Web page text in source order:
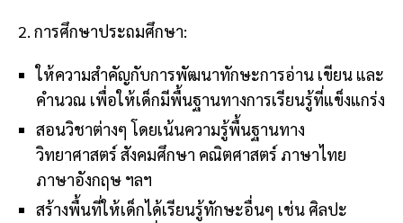
2. การศึกษาประถมศึกษา:
ให้ความสำคัญกับการพัฒนาทักษะการอ่าน เขียน และ
คำนวณ เพื่อให้เด็กมีพื้นฐานทางการเรียนรู้ที่แข็งแกร่ง
สอนวิชาต่างๆ โดยเน้นความรู้พื้นฐานทาง
วิทยาศาสตร์ สังคมศึกษา คณิตศาสตร์ ภาษาไทย
ภาษาอังกฤษ ฯลฯ
สร้างพื้นที่ให้เด็กได้เรียนรู้ทักษะอื่นๆ เช่น ศิลปะ